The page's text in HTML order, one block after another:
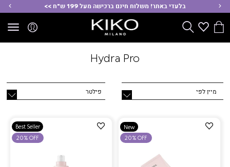
בלעדי באתר! משלוח חינם ברכישה מעל 199 ש"ח >>
הסל
Wishlistחפש
Hydra Pro
פילטר
הוספה
New
20% OFF
הוספה
Best Seller
20% OFF